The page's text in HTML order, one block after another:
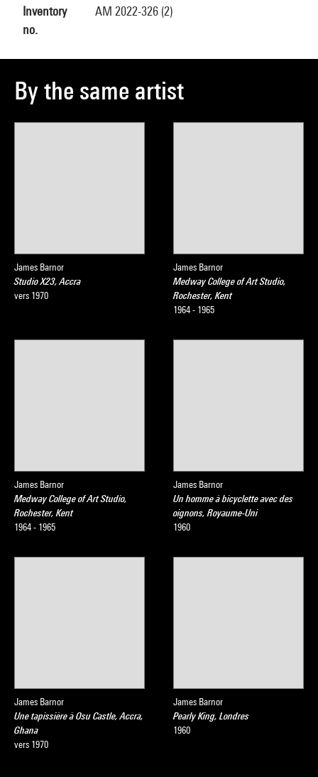
Inventory
no.
AM 2022-326 (2)
By the same artist
James Barnor
Studio X23, Accra
vers 1970
James Barnor
Medway College of Art Studio,
Rochester, Kent
1964 - 1965
James Barnor
Medway College of Art Studio,
Rochester, Kent
1964 - 1965
James Barnor
Un homme à bicyclette avec des
oignons, Royaume-Uni
1960
James Barnor
Une tapissière à Osu Castle, Accra,
Ghana
vers 1970
James Barnor
Pearly King, Londres
1960